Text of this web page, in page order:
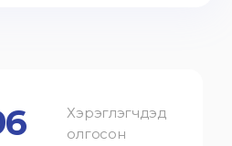
Хэрэглэгчдэд
олгосон